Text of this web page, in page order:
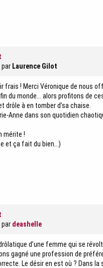
par Laurence Gilot
frais ! Merci Véronique de nous
fin du monde... alors profitons de
drôle à en tomber d’sa chaise.
Anne dans son quotidien
mérite !
et ça fait du bien...)
par deashelle
d’une femme qui se
gagné une profession de
Le désir en est où ? Dans